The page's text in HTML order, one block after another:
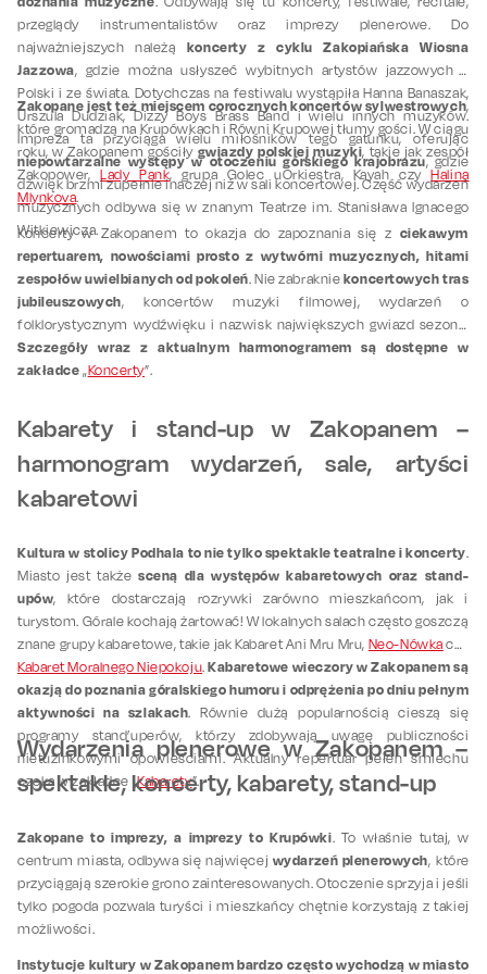
przeglądy instrumentalistów oraz imprezy plenerowe. Do
najważniejszych należą koncerty z cyklu Zakopiańska Wiosna
Jazzowa, gdzie można usłyszeć wybitnych artystów jazzowych z
Polski i ze świata. Dotychczas na festiwalu wystąpiła Hanna Banaszak,
Urszula Dudziak, Dizzy Boys Brass Band i wielu innych muzyków.
Impreza ta przyciąga wielu miłośników tego gatunku, oferując
niepowtarzalne występy w otoczeniu górskiego krajobrazu, gdzie
dźwięk brzmi zupełnie inaczej niż w sali koncertowej. Część wydarzeń
muzycznych odbywa się w znanym Teatrze im. Stanisława Ignacego
Witkiewicza.
Zakopane jest też miejscem corocznych koncertów sylwestrowych,
które gromadzą na Krupówkach i Równi Krupowej tłumy gości. W ciągu
roku, w Zakopanem gościły gwiazdy polskiej muzyki, takie jak zespół
Zakopower,Lady Pank, grupa Golec uOrkiestra, Kayah czyHalina
Mlynkova.
Koncerty w Zakopanem to okazja do zapoznania się z ciekawym
repertuarem, nowościami prosto z wytwórni muzycznych, hitami
zespołów uwielbianych od pokoleń. Nie zabraknie koncertowych tras
jubileuszowych, koncertów muzyki filmowej, wydarzeń o
folklorystycznym wydźwięku i nazwisk największych gwiazd sezonu.
Szczegóły wraz z aktualnym harmonogramem są dostępne w
zakładce „Koncerty”.
Kabarety i stand-up w Zakopanem –
harmonogram wydarzeń, sale, artyści
kabaretowi
Kultura w stolicy Podhala to nie tylko spektakle teatralne i koncerty.
Miasto jest takżesceną dla występów kabaretowych oraz stand-
upów, które dostarczają rozrywki zarówno mieszkańcom, jak i
turystom. Górale kochają żartować! W lokalnych salach często goszczą
znane grupy kabaretowe, takie jak Kabaret Ani Mru Mru, Neo-Nówka czy
Kabaret Moralnego Niepokoju.Kabaretowe wieczory w Zakopanem są
okazją do poznania góralskiego humoru i odprężenia po dniu pełnym
aktywności na szlakach. Równie dużą popularnością cieszą się
programy stand’uperów, którzy zdobywają uwagę publiczności
nietuzinkowymi opowieściami. Aktualny repertuar pełen śmiechu
czeka w zakładce „Kabarety”.
Wydarzenia plenerowe w Zakopanem –
spektakle, koncerty, kabarety, stand-up
Zakopane to imprezy, a imprezy to Krupówki. To właśnie tutaj, w
centrum miasta, odbywa się najwięcej wydarzeń plenerowych, które
przyciągają szerokie grono zainteresowanych. Otoczenie sprzyja i jeśli
tylko pogoda pozwala turyści i mieszkańcy chętnie korzystają z takiej
możliwości.
Instytucje kultury w Zakopanem bardzo często wychodzą w miasto